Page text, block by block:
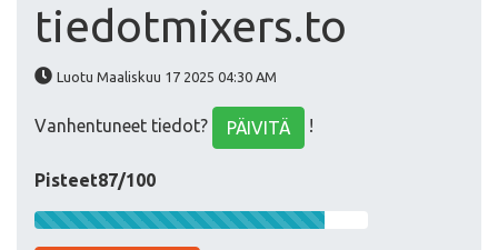
tiedotmixers.to
Luotu Maaliskuu 17 2025 04:30 AM
Vanhentuneet tiedot? PÄIVITÄ !
Pisteet87/100